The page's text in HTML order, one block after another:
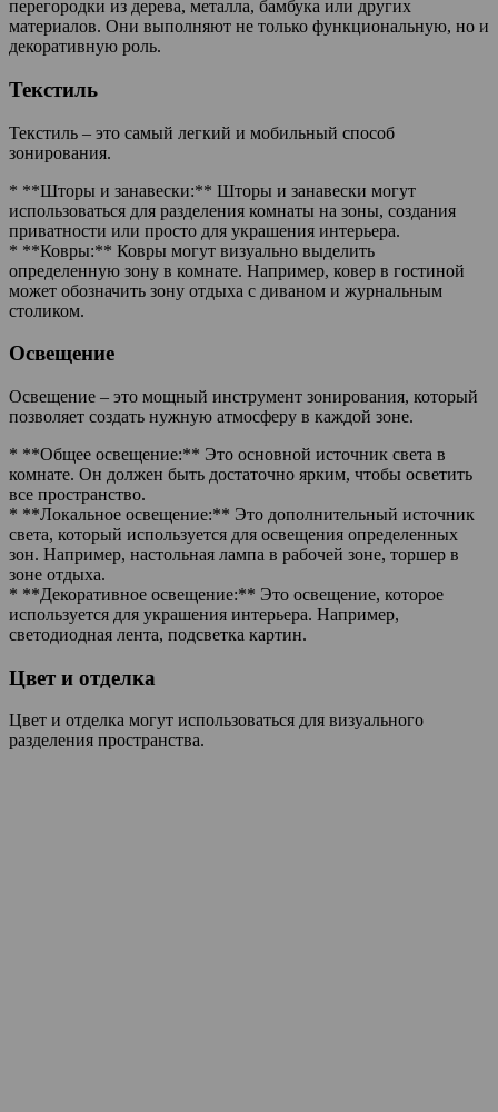
перегородки из дерева, металла, бамбука или других
материалов. Они выполняют не только функциональную, но и
декоративную роль.
Текстиль
Текстиль – это самый легкий и мобильный способ
зонирования.
* **Шторы и занавески:** Шторы и занавески могут
использоваться для разделения комнаты на зоны, создания
приватности или просто для украшения интерьера.
* **Ковры:** Ковры могут визуально выделить
определенную зону в комнате. Например, ковер в гостиной
может обозначить зону отдыха с диваном и журнальным
столиком.
Освещение
Освещение – это мощный инструмент зонирования, который
позволяет создать нужную атмосферу в каждой зоне.
* **Общее освещение:** Это основной источник света в
комнате. Он должен быть достаточно ярким, чтобы осветить
все пространство.
* **Локальное освещение:** Это дополнительный источник
света, который используется для освещения определенных
зон. Например, настольная лампа в рабочей зоне, торшер в
зоне отдыха.
* **Декоративное освещение:** Это освещение, которое
используется для украшения интерьера. Например,
светодиодная лента, подсветка картин.
Цвет и отделка
Цвет и отделка могут использоваться для визуального
разделения пространства.